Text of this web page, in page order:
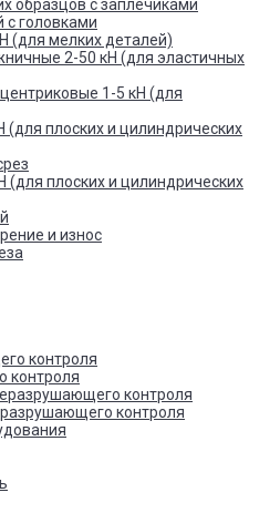
образцов с заплечиками
с головками
(для мелких деталей)
2-50 кН (для эластичных
1-5 кН (для
(для плоских и цилиндрических
(для плоских и цилиндрических
и износ
контроля
контроля
контроля
контроля